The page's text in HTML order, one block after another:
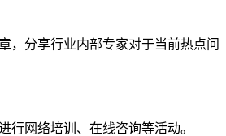
，分享行业内部专家对于当前热点问
网络培训、在线咨询等活动。